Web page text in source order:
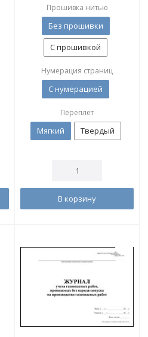
Прошивка нитью
Без прошивки
С прошивкой
Нумерация страниц
С нумерацией
Переплет
Мягкий Твердый
В корзину